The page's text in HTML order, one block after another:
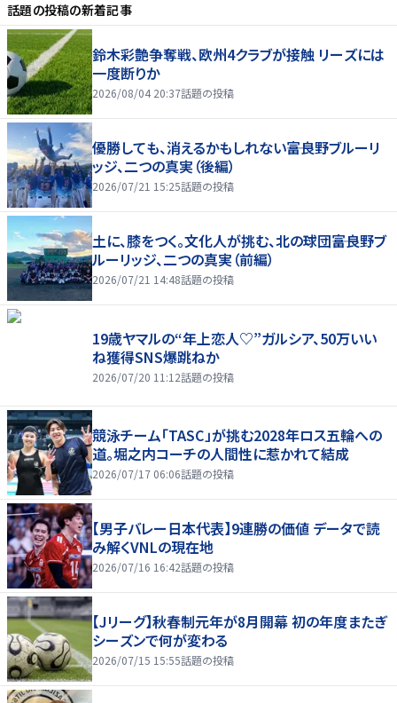
話題の投稿の新着記事
鈴木彩艶争奪戦、欧州4クラブが接触 リーズには
一度断りか
2026/08/04 20:37話題の投稿
優勝しても、消えるかもしれない――富良野ブルーリ
ッジ、二つの真実（後編）
2026/07/21 15:25話題の投稿
土に、膝をつく。文化人が挑む、北の球団――富良野ブ
ルーリッジ、二つの真実（前編）
2026/07/21 14:48話題の投稿
19歳ヤマルの“年上恋人♡”ガルシア、50万いい
ね獲得SNS爆跳ねか
2026/07/20 11:12話題の投稿
競泳チーム「TASC」が挑む2028年ロス五輪への
道。堀之内コーチの人間性に惹かれて結成
2026/07/17 06:06話題の投稿
【男子バレー日本代表】9連勝の価値 データで読
み解くVNLの現在地
2026/07/16 16:42話題の投稿
【Jリーグ】秋春制元年が8月開幕 初の年度またぎ
シーズンで何が変わる
2026/07/15 15:55話題の投稿